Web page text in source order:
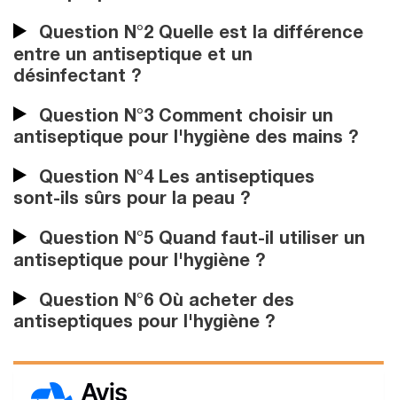
Question N°2 Quelle est la différence
entre un antiseptique et un
désinfectant ?
Question N°3 Comment choisir un
antiseptique pour l'hygiène des mains ?
Question N°4 Les antiseptiques
sont-ils sûrs pour la peau ?
Question N°5 Quand faut-il utiliser un
antiseptique pour l'hygiène ?
Question N°6 Où acheter des
antiseptiques pour l'hygiène ?